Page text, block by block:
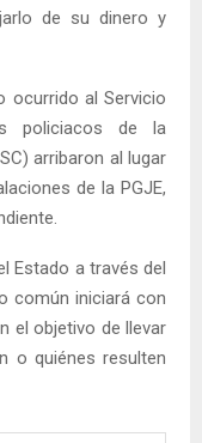
de su dinero y
ocurrido al Servicio
policiacos de la
arribaron al lugar
de la PGJE,
Estado a través del
común iniciará con
el objetivo de llevar
o quiénes resulten